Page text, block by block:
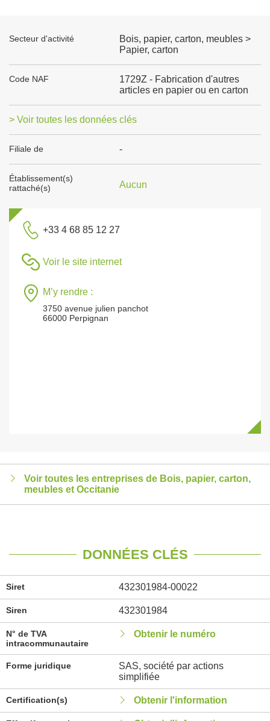
Secteur d'activité
Bois, papier, carton, meubles >
Papier, carton
Code NAF
1729Z - Fabrication d'autres
articles en papier ou en carton
> Voir toutes les données clés
Filiale de -
Établissement(s)
rattaché(s)
Aucun
+33 4 68 85 12 27
Voir le site internet
M’y rendre :
3750 avenue julien panchot
66000 Perpignan
Voir toutes les entreprises de Bois, papier, carton,
meubles et Occitanie
DONNÉES CLÉS
Siret 432301984-00022
Siren 432301984
N° de TVA
intracommunautaire
Obtenir le numéro
Forme juridique
SAS, société par actions
simplifiée
Certification(s) Obtenir l'information